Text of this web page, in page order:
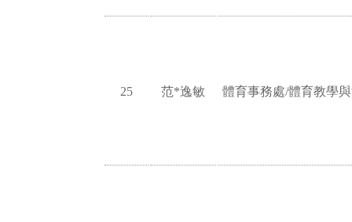
25 范*逸敏 體育事務處/體育教學